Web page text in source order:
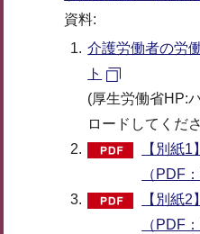
資料:
介護労働者の労
ト
(厚生労働省HP:
ロードしてくだ
【別紙
（PDF
【別紙
（PDF